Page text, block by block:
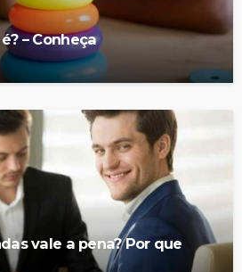
– Conheça
vale a pena? Por que